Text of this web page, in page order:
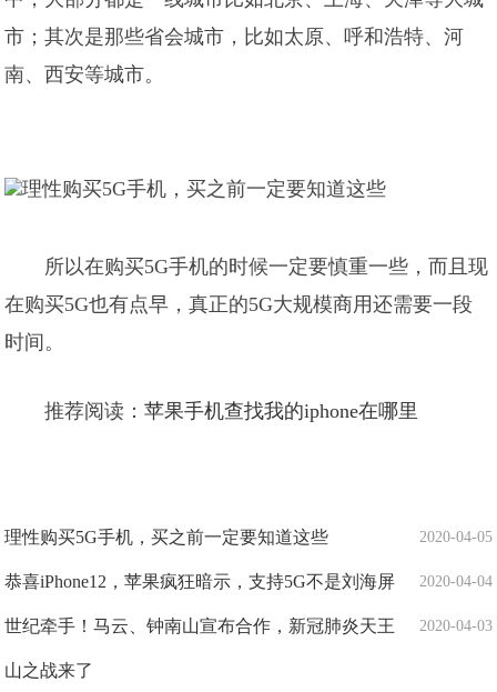
市；其次是那些省会城市，比如太原、呼和浩特、河
南、西安等城市。
所以在购买5G手机的时候一定要慎重一些，而且现
在购买5G也有点早，真正的5G大规模商用还需要一段
时间。
推荐阅读：苹果手机查找我的iphone在哪里
2020-04-05
理性购买5G手机，买之前一定要知道这些
2020-04-04
恭喜iPhone12，苹果疯狂暗示，支持5G不是刘海屏
2020-04-03
世纪牵手！马云、钟南山宣布合作，新冠肺炎天王
山之战来了